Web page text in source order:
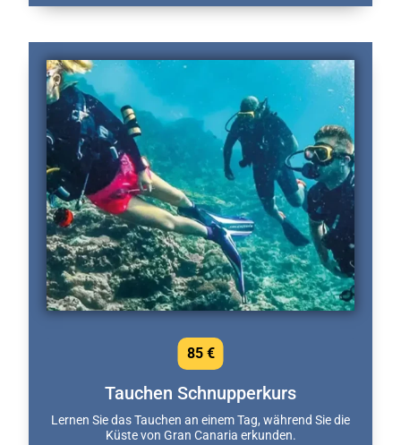
Tauchen Schnupperkurs
Lernen Sie das Tauchen an einem Tag, während Sie die
Küste von Gran Canaria erkunden.
85 €